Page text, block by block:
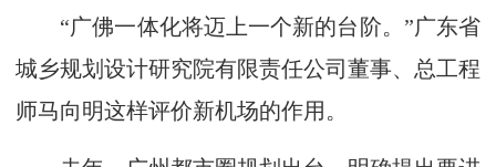
“广佛一体化将迈上一个新的台阶。”广东省
城乡规划设计研究院有限责任公司董事、总工程
师马向明这样评价新机场的作用。